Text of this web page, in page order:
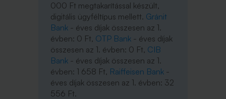
000 Ft megtakarítással készült,
digitális ügyféltípus mellett. Gránit
Bank - éves díjak összesen az 1.
évben: 0 Ft, OTP Bank - éves díjak
összesen az 1. évben: 0 Ft, CIB
Bank - éves díjak összesen az 1.
évben: 1 658 Ft, Raiffeisen Bank -
éves díjak összesen az 1. évben: 32
556 Ft.